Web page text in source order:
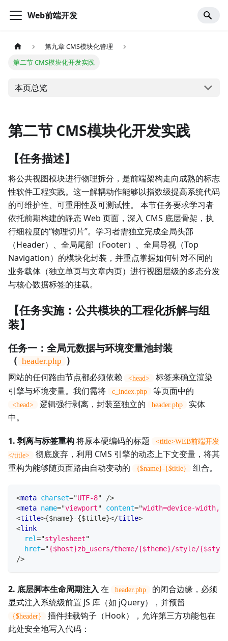
Web前端开发
第九章 CMS模块化管理
第二节 CMS模块化开发实践
本页总览
第二节 CMS模块化开发实践
【任务描述】
将公共视图模块进行物理拆分，是前端架构走向成熟的标志
性软件工程实践。这一解耦动作能够以指数级提高系统代码
的可维护性、可重用性及可测试性。 本节任务要求学习者
依托前期构建的静态 Web 页面，深入 CMS 底层骨架，执
行细粒度的“物理切片”。学习者需独立完成全局头部
（Header）、全局尾部（Footer）、全局导视（Top
Navigation）的模块化封装，并重点掌握如何针对不同的
业务载体（独立单页与文章内页）进行视图层级的多态分发
与核心数据标签的挂载。
【任务实施：公共模块的工程化拆解与组
装】
任务一：全局元数据与环境变量池封装
（ header.php ）
网站的任何路由节点都必须依赖 <head>
标签来确立渲染
引擎与环境变量。我们需将
c_index.php 等页面中的
<head> 逻辑强行剥离，封装至独立的 header.php
实体
中。
1. 剥离与标签重构将原本硬编码的标题
<title>WEB前端开发
</title>
彻底废弃，利用 CMS 引擎的动态上下文变量，将其
重构为能够随页面路由自动变动的
{$name}-{$title} 组合。
<meta charset="UTF-8"
/>
<meta name="viewport" content="width=device-width,
<title>{$name}-{$title}</title>
<link
rel="stylesheet"
href="{$host}zb_users/theme/{$theme}/style/
/>
2. 底层脚本生命周期注入 在 header.php
的闭合边缘，必须
显式注入系统级前置 JS 库（如 jQuery），并预留
{$header}
插件挂载钩子（Hook），允许第三方功能包在
此处安全地写入代码：